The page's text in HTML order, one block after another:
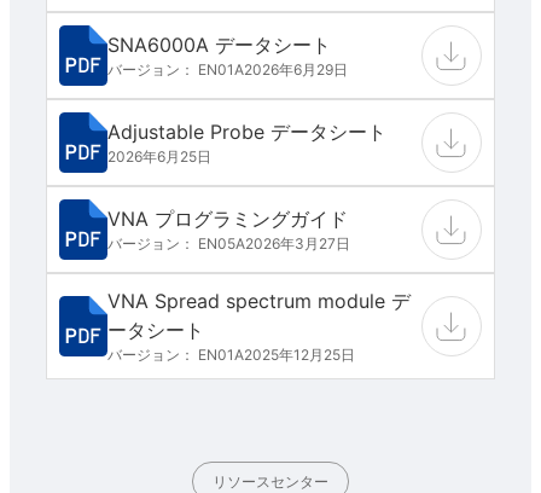
SNA6000A データシート
バージョン： EN01A2026年6月29日
Adjustable Probe データシート
2026年6月25日
VNA プログラミングガイド
バージョン： EN05A2026年3月27日
VNA Spread spectrum module デ
ータシート
バージョン： EN01A2025年12月25日
リソースセンター